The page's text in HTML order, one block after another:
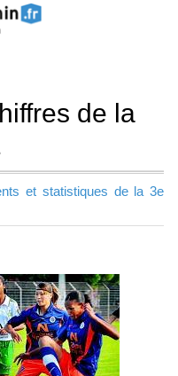
de la
et statistiques de la 3e